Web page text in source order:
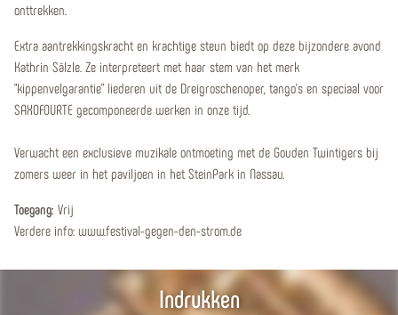
onttrekken.
Extra aantrekkingskracht en krachtige steun biedt op deze bijzondere avond
Kathrin Sälzle. Ze interpreteert met haar stem van het merk
“kippenvelgarantie” liederen uit de Dreigroschenoper, tango's en speciaal voor
SAXOFOURTE gecomponeerde werken in onze tijd.
Verwacht een exclusieve muzikale ontmoeting met de Gouden Twintigers bij
zomers weer in het paviljoen in het SteinPark in Nassau.
Toegang: Vrij
Verdere info: www.festival-gegen-den-strom.de
Indrukken